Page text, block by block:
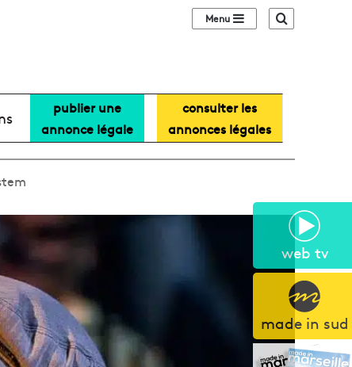
web tv
made in sud
Sidebar (barre
publier une
annonce légale
consulter les
annonces légales